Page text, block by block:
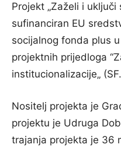
Projekt „Zaželi i uključi
sufinanciran EU
socijalnog fonda plus
projektnih prijedloga
institucionalizacije„
Nositelj projekta je
projektu je Udruga
trajanja projekta je 36